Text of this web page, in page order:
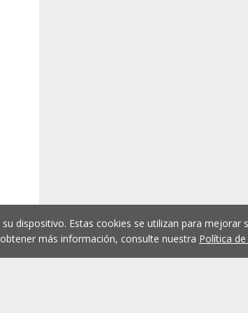
dispositivo. Estas cookies se utilizan para mejorar
más información, consulte nuestra Política